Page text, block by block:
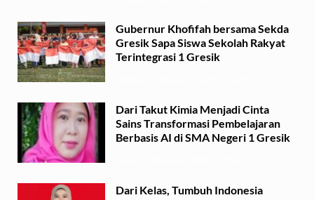
Gubernur Khofifah bersama Sekda
Gresik Sapa Siswa Sekolah Rakyat
Terintegrasi 1 Gresik
Dari Takut Kimia Menjadi Cinta
Sains Transformasi Pembelajaran
Berbasis AI di SMA Negeri 1 Gresik
Dari Kelas, Tumbuh Indonesia